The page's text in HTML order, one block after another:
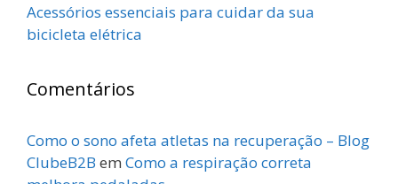
Acessórios essenciais para cuidar da sua
bicicleta elétrica
Comentários
Como o sono afeta atletas na recuperação – Blog
ClubeB2B em Como a respiração correta